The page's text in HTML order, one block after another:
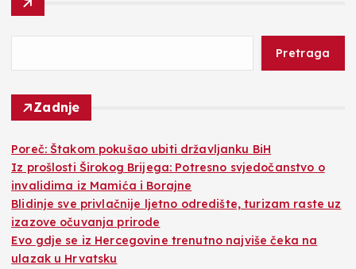
Pretraga
Zadnje
Poreč: Štakom pokušao ubiti državljanku BiH
Iz prošlosti Širokog Brijega: Potresno svjedočanstvo o
invalidima iz Mamića i Borajne
Blidinje sve privlačnije ljetno odredište, turizam raste uz
izazove očuvanja prirode
Evo gdje se iz Hercegovine trenutno najviše čeka na
ulazak u Hrvatsku